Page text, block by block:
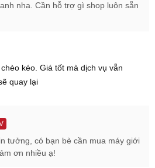
lược của Xiaomi nhằm sớm khuấy
ngay từ giữa năm, thay vì chờ đến quý
Pro 512GB sớm này không chỉ giúp
trong phân khúc cao cấp mà còn thu
một mẫu flagship cấu hình mạnh với
điện thoại Xiaomi 17T Pro 5G có giá
chọn RAM 12GB cùng bộ nhớ trong
mới 100% nguyên seal, kèm theo phụ
chính hãng Xiaomi Việt Nam.
nha. Cần hỗ trợ gì shop luôn sẵn
kéo. Giá tốt mà dịch vụ vẫn
quay lại
tưởng, có bạn bè cần mua máy giới
ơn nhiều ạ!